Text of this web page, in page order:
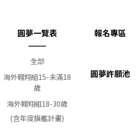
圓夢一覽表
全部
海外翱翔組15-未滿18
歲
海外翱翔組18-30歲
(含年度旗艦計畫)
報名專區
圓夢許願池